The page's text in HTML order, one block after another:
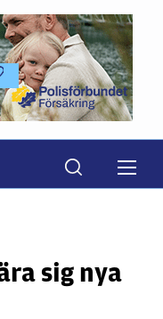
sig nya